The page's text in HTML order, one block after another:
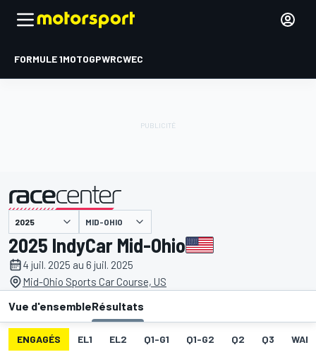
FORMULE 1MOTOGPWRCWEC
présenté par MID-OHIO
2025 IndyCar Mid-Ohio
4 juil. 2025 au 6 juil. 2025
Mid-Ohio Sports Car Course, US
Vue d'ensembleRésultats
ENGAGÉS EL1 EL2 Q1-G1 Q1-G2 Q2 Q3